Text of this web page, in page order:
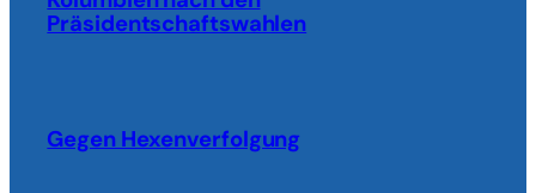
Präsidentschaftswahlen
Gegen Hexenverfolgung